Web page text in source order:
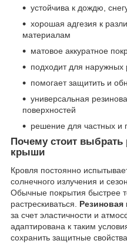
устойчива к дождю,
хорошая адгезия к
материалам
матовое аккуратное
подходит для наружных
помогает защитить и
универсальная
поверхностей
решение для частных
Почему стоит выбрать
крыши
Кровля постоянно
солнечного излучения и
Обычные покрытия быстрее
растрескиваться. Резиновая
за счет эластичности и
адаптирована к таким
сохранить защитные